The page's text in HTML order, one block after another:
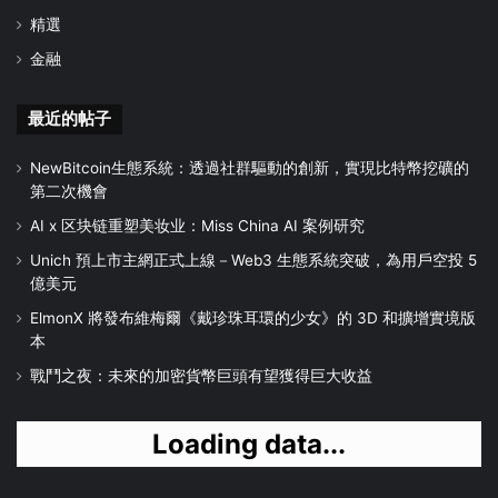
精選
金融
最近的帖子
NewBitcoin生態系統：透過社群驅動的創新，實現比特幣挖礦的
第二次機會
AI x 区块链重塑美妆业：Miss China AI 案例研究
Unich 預上市主網正式上線－Web3 生態系統突破，為用戶空投 5
億美元
ElmonX 將發布維梅爾《戴珍珠耳環的少女》的 3D 和擴增實境版
本
戰鬥之夜：未來的加密貨幣巨頭有望獲得巨大收益
Loading data...